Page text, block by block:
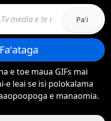
Pa'i
e toe maua GIFs mai
e leai se isi polokalama
e manaomia.